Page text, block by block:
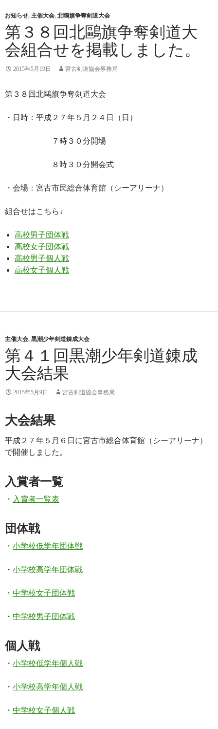
お知らせ, 主催大会, 北鴎旗争奪剣道大会
第３８回北鷗旗争奪剣道大
会組合せを掲載しました。
2015年5月19日 宮古剣道協会事務局
第３８回北鷗旗争奪剣道大会
・日時：平成２７年５月２４日（日）
７時３０分開場
８時３０分開会式
・会場：宮古市民総合体育館（シーアリーナ）
組合せはこちら↓
高校男子団体戦
高校女子団体戦
高校男子個人戦
高校女子個人戦
主催大会, 黒潮少年剣道錬成大会
第４１回黒潮少年剣道錬成
大会結果
2015年5月9日 宮古剣道協会事務局
大会結果
平成２７年５月６日に宮古市総合体育館（シーアリーナ）
で開催しました。
入賞者一覧
・ 入賞者一覧表
団体戦
・ 小学校低学年団体戦
・ 小学校高学年団体戦
・ 中学校女子団体戦
・ 中学校男子団体戦
個人戦
・ 小学校低学年個人戦
・ 小学校高学年個人戦
・ 中学校女子個人戦